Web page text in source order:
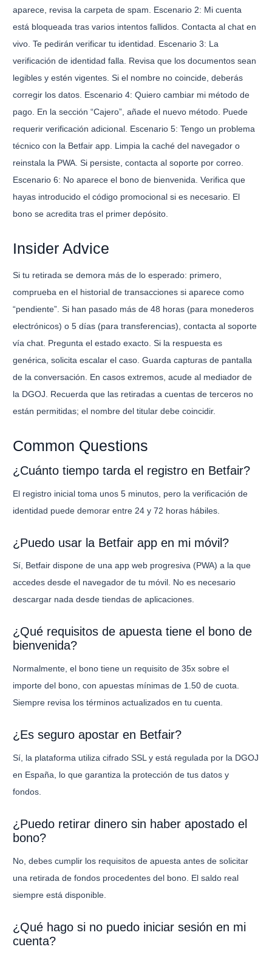
aparece, revisa la carpeta de spam. Escenario 2: Mi cuenta
está bloqueada tras varios intentos fallidos. Contacta al chat en
vivo. Te pedirán verificar tu identidad. Escenario 3: La
verificación de identidad falla. Revisa que los documentos sean
legibles y estén vigentes. Si el nombre no coincide, deberás
corregir los datos. Escenario 4: Quiero cambiar mi método de
pago. En la sección “Cajero”, añade el nuevo método. Puede
requerir verificación adicional. Escenario 5: Tengo un problema
técnico con la Betfair app. Limpia la caché del navegador o
reinstala la PWA. Si persiste, contacta al soporte por correo.
Escenario 6: No aparece el bono de bienvenida. Verifica que
hayas introducido el código promocional si es necesario. El
bono se acredita tras el primer depósito.
Insider Advice
Si tu retirada se demora más de lo esperado: primero,
comprueba en el historial de transacciones si aparece como
“pendiente”. Si han pasado más de 48 horas (para monederos
electrónicos) o 5 días (para transferencias), contacta al soporte
vía chat. Pregunta el estado exacto. Si la respuesta es
genérica, solicita escalar el caso. Guarda capturas de pantalla
de la conversación. En casos extremos, acude al mediador de
la DGOJ. Recuerda que las retiradas a cuentas de terceros no
están permitidas; el nombre del titular debe coincidir.
Common Questions
¿Cuánto tiempo tarda el registro en Betfair?
El registro inicial toma unos 5 minutos, pero la verificación de
identidad puede demorar entre 24 y 72 horas hábiles.
¿Puedo usar la Betfair app en mi móvil?
Sí, Betfair dispone de una app web progresiva (PWA) a la que
accedes desde el navegador de tu móvil. No es necesario
descargar nada desde tiendas de aplicaciones.
¿Qué requisitos de apuesta tiene el bono de
bienvenida?
Normalmente, el bono tiene un requisito de 35x sobre el
importe del bono, con apuestas mínimas de 1.50 de cuota.
Siempre revisa los términos actualizados en tu cuenta.
¿Es seguro apostar en Betfair?
Sí, la plataforma utiliza cifrado SSL y está regulada por la DGOJ
en España, lo que garantiza la protección de tus datos y
fondos.
¿Puedo retirar dinero sin haber apostado el
bono?
No, debes cumplir los requisitos de apuesta antes de solicitar
una retirada de fondos procedentes del bono. El saldo real
siempre está disponible.
¿Qué hago si no puedo iniciar sesión en mi
cuenta?